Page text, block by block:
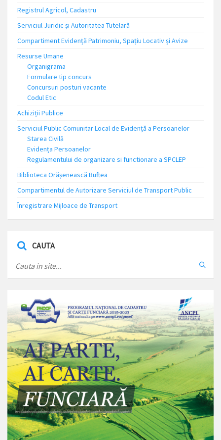
Registrul Agricol, Cadastru
Serviciul Juridic și Autoritatea Tutelară
Compartiment Evidență Patrimoniu, Spațiu Locativ și Avize
Resurse Umane
Organigrama
Formulare tip concurs
Concursuri posturi vacante
Codul Etic
Achiziții Publice
Serviciul Public Comunitar Local de Evidență a Persoanelor
Starea Civilă
Evidența Persoanelor
Regulamentului de organizare si functionare a SPCLEP
Biblioteca Orășenească Buftea
Compartimentul de Autorizare Serviciul de Transport Public
Înregistrare Mijloace de Transport
CAUTA